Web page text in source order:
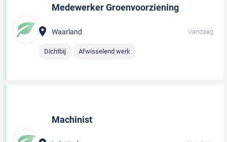
Medewerker Groenvoorziening
Waarland Vandaag
Dichtbij Afwisselend werk
Machinist